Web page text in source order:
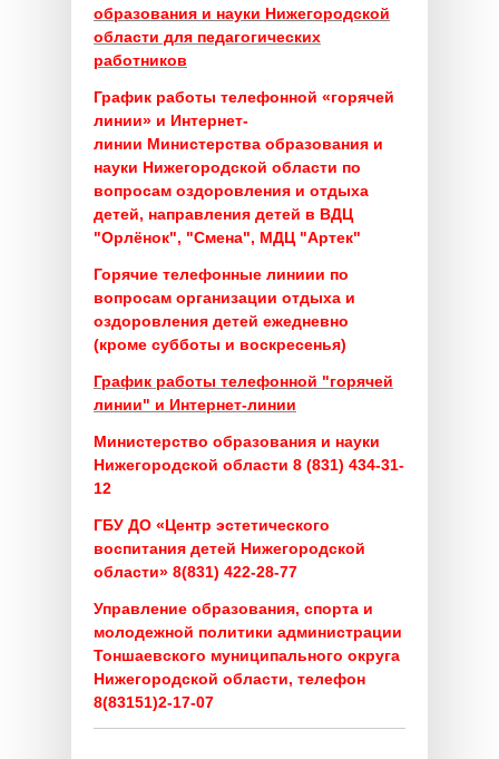
образования и науки Нижегородской
области для педагогических
работников
График работы телефонной «горячей
линии» и Интернет-
линии Министерства образования и
науки Нижегородской области по
вопросам оздоровления и отдыха
детей, направления детей в ВДЦ
"Орлёнок", "Смена", МДЦ "Артек"
Горячие телефонные линиии по
вопросам организации отдыха и
оздоровления детей ежедневно
(кроме субботы и воскресенья)
График работы телефонной "горячей
линии" и Интернет-линии
Министерство образования и науки
Нижегородской области 8 (831) 434-31-
12
ГБУ ДО «Центр эстетического
воспитания детей Нижегородской
области» 8(831) 422-28-77
Управление образования, спорта и
молодежной политики администрации
Тоншаевского муниципального округа
Нижегородской области, телефон
8(83151)2-17-07